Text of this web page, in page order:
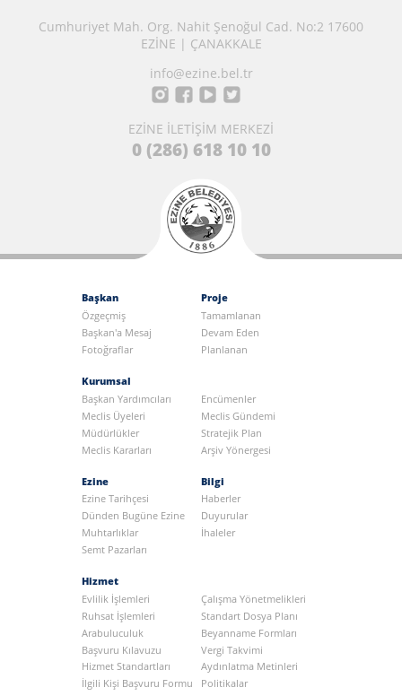
Cumhuriyet Mah. Org. Nahit Şenoğul Cad. No:2 17600
EZİNE | ÇANAKKALE
info@ezine.bel.tr
EZİNE İLETİŞİM MERKEZİ
0 (286) 618 10 10
Başkan
Özgeçmiş
Başkan'a Mesaj
Fotoğraflar
Proje
Tamamlanan
Devam Eden
Planlanan
Kurumsal
Başkan Yardımcıları
Encümenler
Meclis Üyeleri
Meclis Gündemi
Müdürlükler
Stratejik Plan
Meclis Kararları
Arşiv Yönergesi
Ezine
Ezine Tarihçesi
Dünden Bugüne Ezine
Muhtarlıklar
Semt Pazarları
Bilgi
Haberler
Duyurular
İhaleler
Hizmet
Evlilik İşlemleri
Çalışma Yönetmelikleri
Ruhsat İşlemleri
Standart Dosya Planı
Arabuluculuk
Beyanname Formları
Başvuru Kılavuzu
Vergi Takvimi
Hizmet Standartları
Aydınlatma Metinleri
İlgili Kişi Başvuru Formu
Politikalar